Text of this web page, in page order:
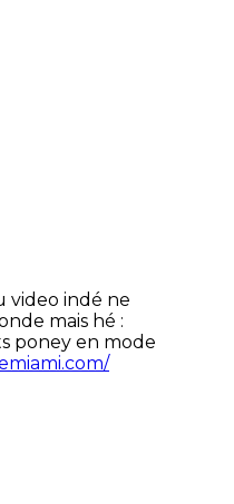
video indé ne
mais hé :
poney en mode